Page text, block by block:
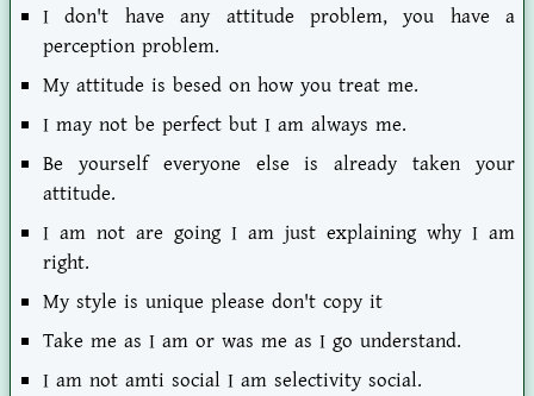
I don't have any attitude problem, you have a
perception problem.
My attitude is besed on how you treat me.
I may not be perfect but I am always me.
Be yourself everyone else is already taken your
attitude.
I am not are going I am just explaining why I am
right.
My style is unique please don't copy it
Take me as I am or was me as I go understand.
I am not amti social I am selectivity social.